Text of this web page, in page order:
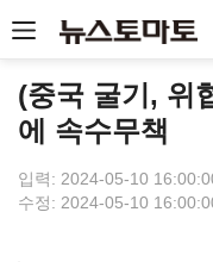
(중국 굴기, 위
에 속수무책
입력: 2024-05-10
수정: 2024-05-10